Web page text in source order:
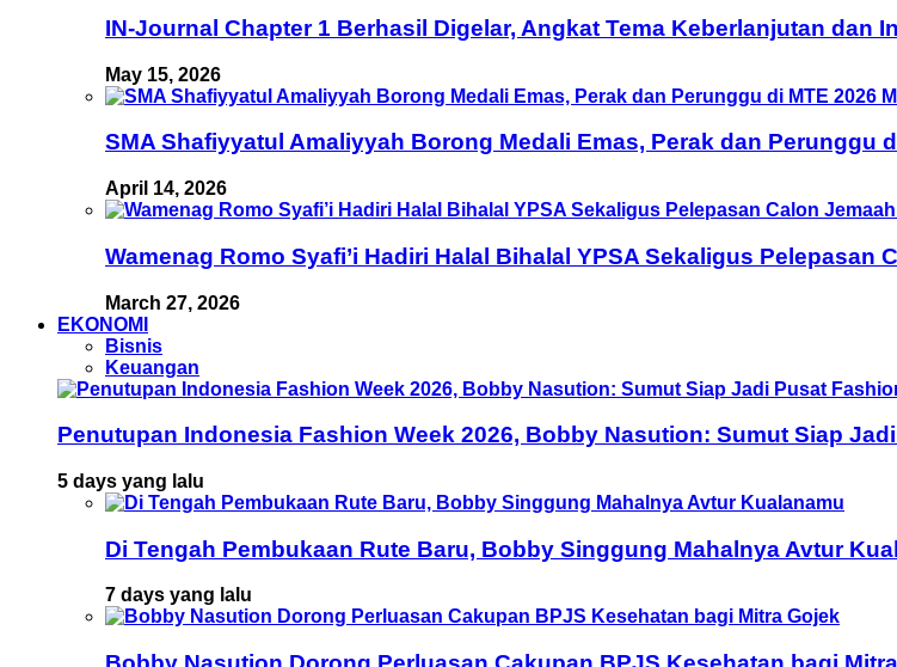
IN-Journal Chapter 1 Berhasil Digelar, Angkat Tema Keberlanjutan dan
May 15, 2026
SMA Shafiyyatul Amaliyyah Borong Medali Emas, Perak dan Perunggu
April 14, 2026
Wamenag Romo Syafi’i Hadiri Halal Bihalal YPSA Sekaligus Pelepasan
March 27, 2026
EKONOMI
Bisnis
Keuangan
Penutupan Indonesia Fashion Week 2026, Bobby Nasution: Sumut Siap
5 days yang lalu
Di Tengah Pembukaan Rute Baru, Bobby Singgung Mahalnya Avtur
7 days yang lalu